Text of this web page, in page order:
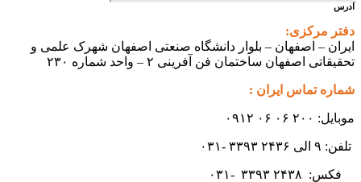
آدرس
دفتر مرکزی:
ایران – اصفهان – بلوار دانشگاه صنعتی اصفهان شهرک علمی و
تحقیقاتی اصفهان ساختمان فن آفرینی ۲ – واحد شماره ۲۳۰
شماره تماس ایران :
موبایل: ۲۰۰ ۰۶ ۰۶ ۰۹۱۲
تلفن: ۹ الی ۲۴۳۶ ۳۳۹۳ -۰۳۱
فکس: ۳۳۹۳ ۲۴۳۸ -۰۳۱